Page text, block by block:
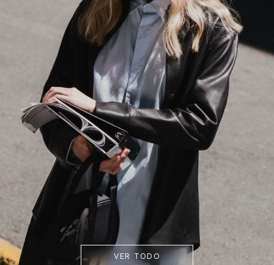
VER TODO